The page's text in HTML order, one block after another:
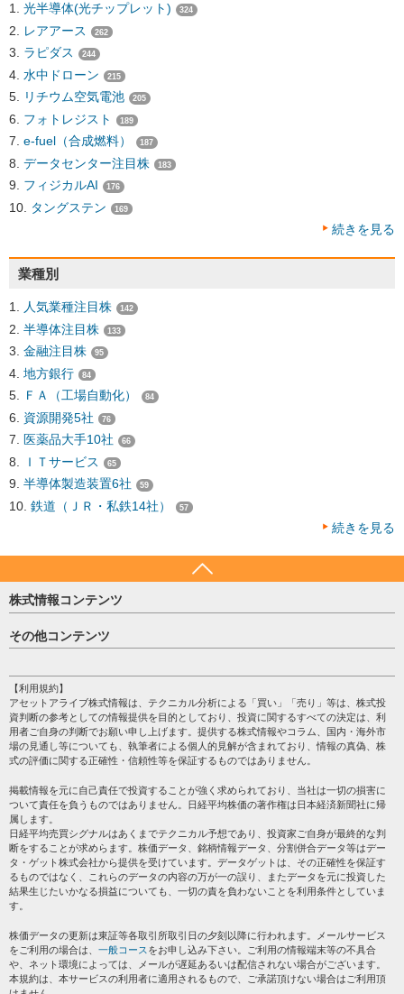
光半導体(光チップレット) 324
レアアース 262
ラピダス 244
水中ドローン 215
リチウム空気電池 205
フォトレジスト 189
e-fuel（合成燃料） 187
データセンター注目株 183
フィジカルAI 176
タングステン 169
続きを見る
業種別
人気業種注目株 142
半導体注目株 133
金融注目株 95
地方銀行 84
ＦＡ（工場自動化） 84
資源開発5社 76
医薬品大手10社 66
ＩＴサービス 65
半導体製造装置6社 59
鉄道（ＪＲ・私鉄14社） 57
続きを見る
株式情報コンテンツ
日経平均
売買シグナル
株テーマ情報
海外市況
投資カレンダー
格付け情報
その他コンテンツ
個人情報保護方針
プライバシーポリシー
会社案内
サイトマップ
過去データ
【利用規約】
アセットアライブ株式情報は、テクニカル分析による「買い」「売り」等は、株式投
資判断の参考としての情報提供を目的としており、投資に関するすべての決定は、利
用者ご自身の判断でお願い申し上げます。提供する株式情報やコラム、国内・海外市
場の見通し等についても、執筆者による個人的見解が含まれており、情報の真偽、株
式の評価に関する正確性・信頼性等を保証するものではありません。
掲載情報を元に自己責任で投資することが強く求められており、当社は一切の損害に
ついて責任を負うものではありません。日経平均株価の著作権は日本経済新聞社に帰
属します。
日経平均売買シグナルはあくまでテクニカル予想であり、投資家ご自身が最終的な判
断をすることが求めらます。株価データ、銘柄情報データ、分割併合データ等はデー
タ・ゲット株式会社から提供を受けています。データゲットは、その正確性を保証す
るものではなく、これらのデータの内容の万が一の誤り、またデータを元に投資した
結果生じたいかなる損益についても、一切の責を負わないことを利用条件としていま
す。
株価データの更新は東証等各取引所取引日の夕刻以降に行われます。メールサービス
をご利用の場合は、 一般コース をお申し込み下さい。ご利用の情報端末等の不具合
や、ネット環境によっては、メールが遅延あるいは配信されない場合がございます。
本規約は、本サービスの利用者に適用されるもので、ご承諾頂けない場合はご利用頂